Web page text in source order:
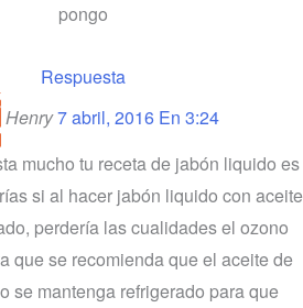
pongo
Respuesta
Henry7 abril, 2016 En 3:24
mucho tu receta de jabón liquido es
si al hacer jabón liquido con aceite
perdería las cualidades el ozono
que se recomienda que el aceite de
se mantenga refrigerado para que